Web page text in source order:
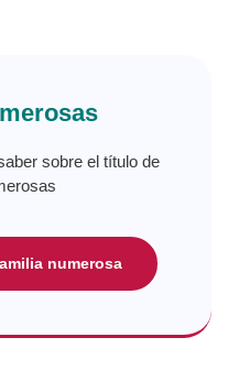
sobre el título de
numerosa